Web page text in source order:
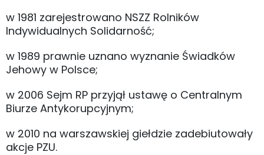
w 1981 zarejestrowano NSZZ Rolników
Indywidualnych Solidarność;
w 1989 prawnie uznano wyznanie Świadków
Jehowy w Polsce;
w 2006 Sejm RP przyjął ustawę o Centralnym
Biurze Antykorupcyjnym;
w 2010 na warszawskiej giełdzie zadebiutowały
akcje PZU.